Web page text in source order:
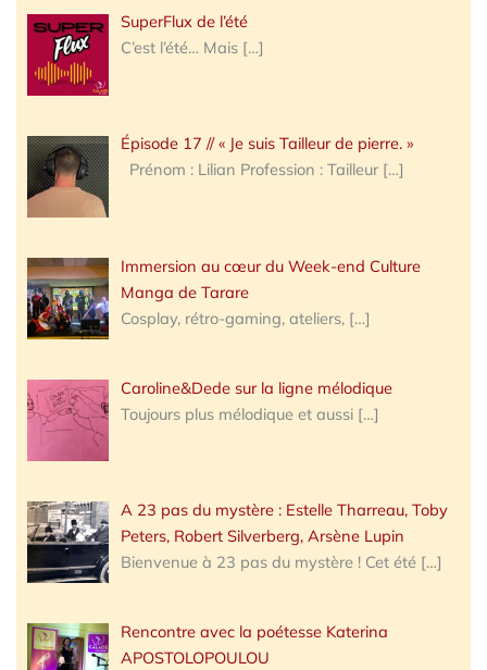
SuperFlux de l’été
C’est l’été… Mais […]
Épisode 17 // « Je suis Tailleur de pierre. »
Prénom : Lilian Profession : Tailleur […]
Immersion au cœur du Week-end Culture
Manga de Tarare
Cosplay, rétro-gaming, ateliers, […]
Caroline&Dede sur la ligne mélodique
Toujours plus mélodique et aussi […]
A 23 pas du mystère : Estelle Tharreau, Toby
Peters, Robert Silverberg, Arsène Lupin
Bienvenue à 23 pas du mystère ! Cet été […]
Rencontre avec la poétesse Katerina
APOSTOLOPOULOU